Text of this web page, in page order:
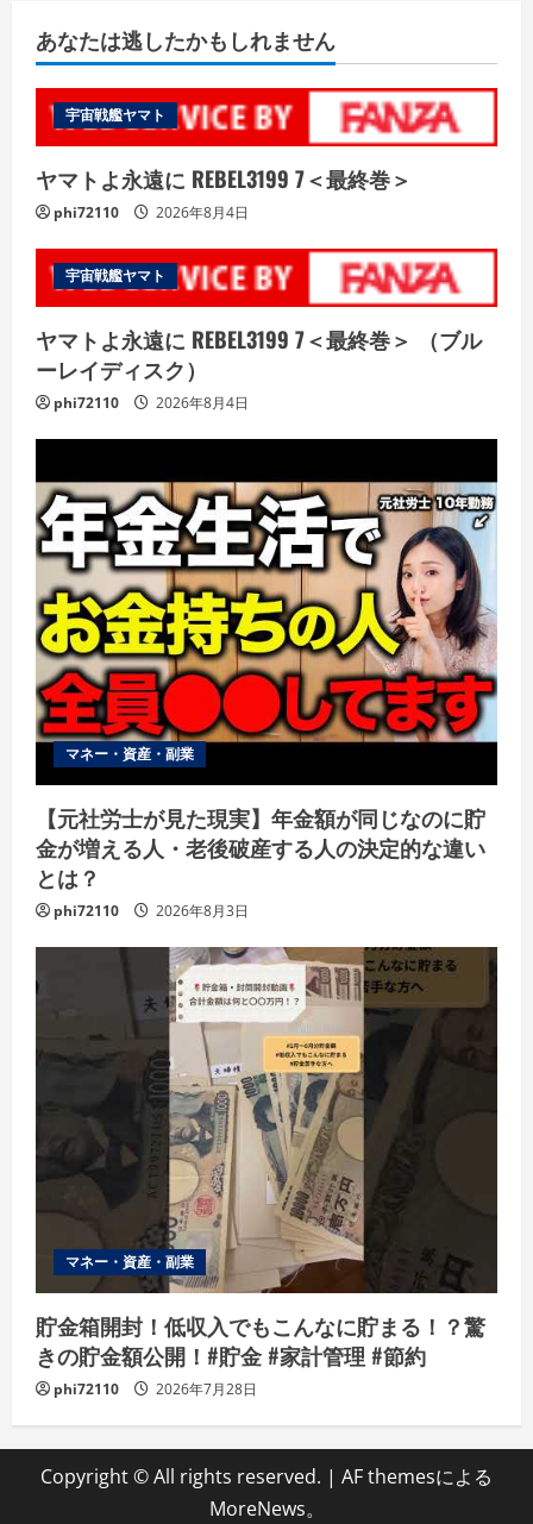
あなたは逃したかもしれません
宇宙戦艦ヤマト
ヤマトよ永遠に REBEL3199 7＜最終巻＞
phi72110 2026年8月4日
宇宙戦艦ヤマト
ヤマトよ永遠に REBEL3199 7＜最終巻＞ （ブル
ーレイディスク）
phi72110 2026年8月4日
マネー・資産・副業
【元社労士が見た現実】年金額が同じなのに貯
金が増える人・老後破産する人の決定的な違い
とは？
phi72110 2026年8月3日
マネー・資産・副業
貯金箱開封！低収入でもこんなに貯まる！？驚
きの貯金額公開！#貯金 #家計管理 #節約
phi72110 2026年7月28日
Copyright © All rights reserved. | AF themesによる
MoreNews。